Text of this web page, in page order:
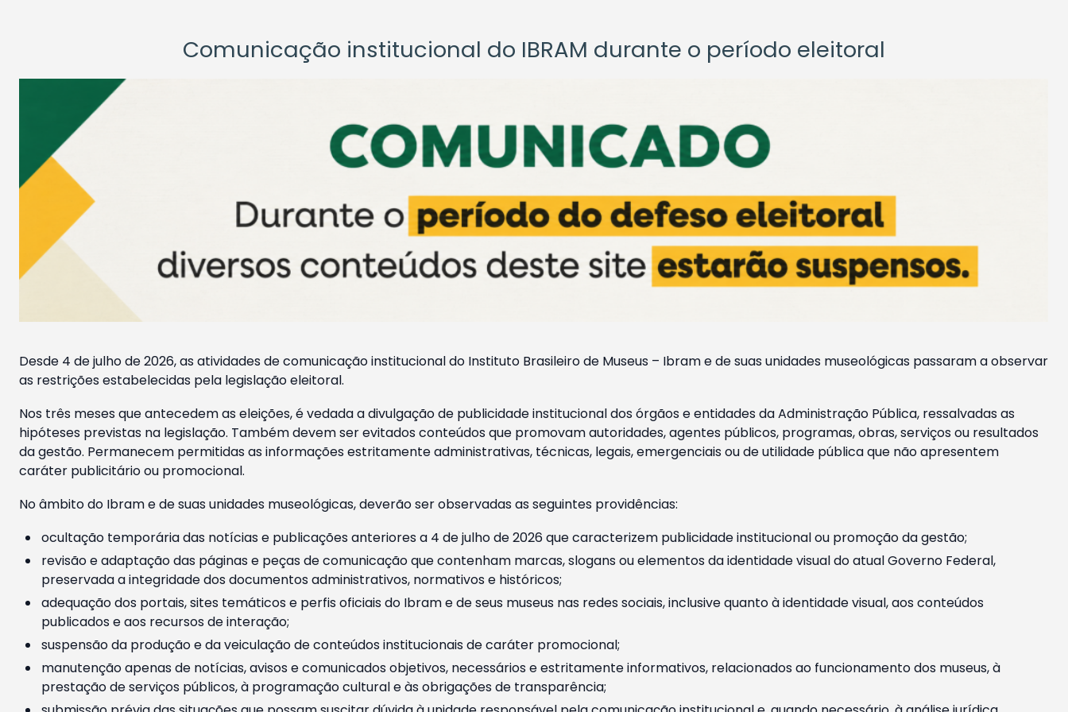
Comunicação institucional do IBRAM durante o período eleitoral
Desde 4 de julho de 2026, as atividades de comunicação institucional do Instituto Brasileiro de Museus – Ibram e de suas unidades museológicas passaram a observar
as restrições estabelecidas pela legislação eleitoral.
Nos três meses que antecedem as eleições, é vedada a divulgação de publicidade institucional dos órgãos e entidades da Administração Pública, ressalvadas as
hipóteses previstas na legislação. Também devem ser evitados conteúdos que promovam autoridades, agentes públicos, programas, obras, serviços ou resultados
da gestão. Permanecem permitidas as informações estritamente administrativas, técnicas, legais, emergenciais ou de utilidade pública que não apresentem
caráter publicitário ou promocional.
No âmbito do Ibram e de suas unidades museológicas, deverão ser observadas as seguintes providências:
ocultação temporária das notícias e publicações anteriores a 4 de julho de 2026 que caracterizem publicidade institucional ou promoção da gestão;
revisão e adaptação das páginas e peças de comunicação que contenham marcas, slogans ou elementos da identidade visual do atual Governo Federal,
preservada a integridade dos documentos administrativos, normativos e históricos;
adequação dos portais, sites temáticos e perfis oficiais do Ibram e de seus museus nas redes sociais, inclusive quanto à identidade visual, aos conteúdos
publicados e aos recursos de interação;
suspensão da produção e da veiculação de conteúdos institucionais de caráter promocional;
manutenção apenas de notícias, avisos e comunicados objetivos, necessários e estritamente informativos, relacionados ao funcionamento dos museus, à
prestação de serviços públicos, à programação cultural e às obrigações de transparência;